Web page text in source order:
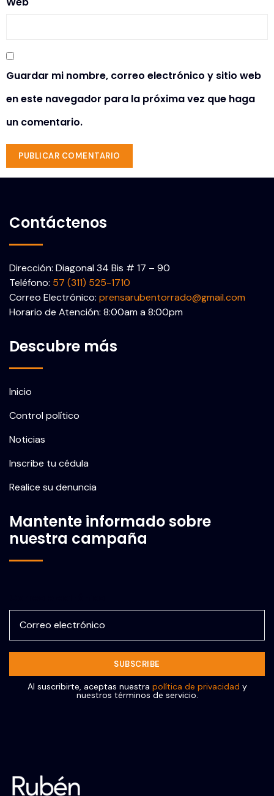
Guardar mi nombre, correo electrónico y sitio web
en este navegador para la próxima vez que haga
un comentario.
Contáctenos
Dirección: Diagonal 34 Bis # 17 – 90
Teléfono: 57 (311) 525-1710
Correo Electrónico: prensarubentorrado@gmail.com
Horario de Atención: 8:00am a 8:00pm
Descubre más
Inicio
Control político
Noticias
Inscribe tu cédula
Realice su denuncia
Mantente informado sobre
nuestra campaña
Al suscribirte, aceptas nuestra política de privacidad y
nuestros términos de servicio.